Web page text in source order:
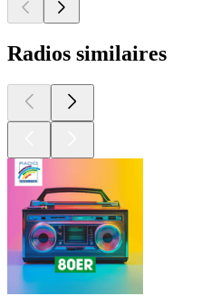
Radios similaires